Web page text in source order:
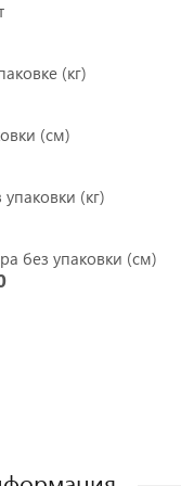
(кг)
(см)
(кг)
без упаковки (см)